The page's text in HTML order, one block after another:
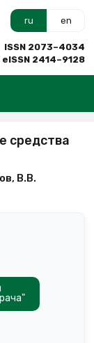
ru en
ISSN 2073–4034
eISSN 2414–9128
средства
В.В.